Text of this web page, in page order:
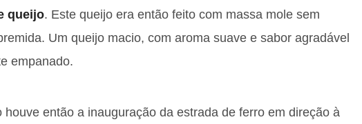
queijo. Este queijo era então feito com massa mole sem
Um queijo macio, com aroma suave e sabor agradável
empanado.
houve então a inauguração da estrada de ferro em direção à